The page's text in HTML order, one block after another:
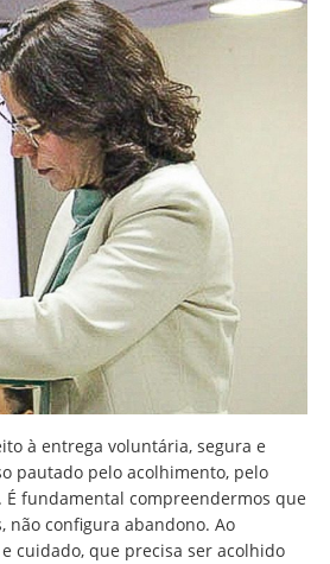
à entrega voluntária, segura e
pautado pelo acolhimento, pelo
fundamental compreendermos que
não configura abandono. Ao
cuidado, que precisa ser acolhido